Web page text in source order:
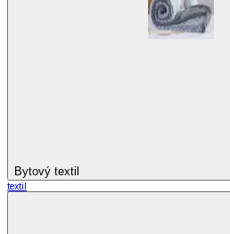
Bytový textil
textil